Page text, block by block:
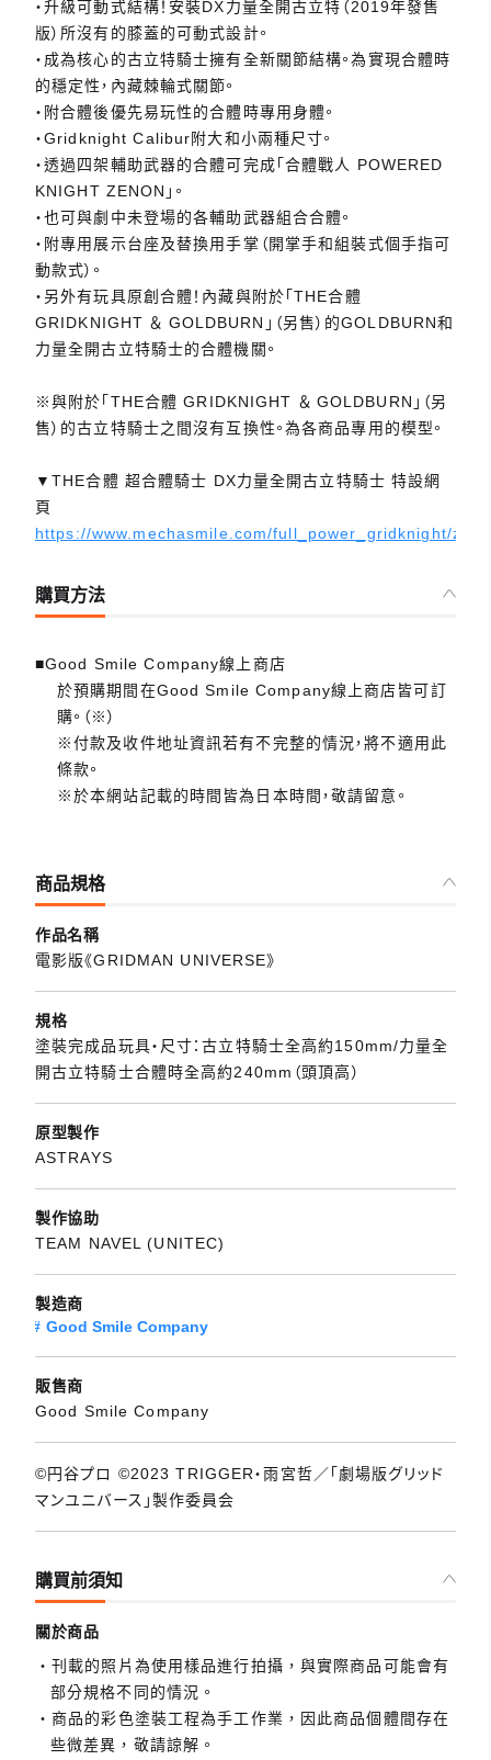
・升級可動式結構！安裝DX力量全開古立特（2019年發售
版）所沒有的膝蓋的可動式設計。
・成為核心的古立特騎士擁有全新關節結構。為實現合體時
的穩定性，內藏棘輪式關節。
・附合體後優先易玩性的合體時專用身體。
・Gridknight Calibur附大和小兩種尺寸。
・透過四架輔助武器的合體可完成「合體戰人 POWERED
KNIGHT ZENON」。
・也可與劇中未登場的各輔助武器組合合體。
・附專用展示台座及替換用手掌（開掌手和組裝式個手指可
動款式）。
・另外有玩具原創合體！內藏與附於「THE合體
GRIDKNIGHT ＆ GOLDBURN」（另售）的GOLDBURN和
力量全開古立特騎士的合體機關。
※與附於「THE合體 GRIDKNIGHT ＆ GOLDBURN」（另
售）的古立特騎士之間沒有互換性。為各商品專用的模型。
▼THE合體 超合體騎士 DX力量全開古立特騎士 特設網
頁
https://www.mechasmile.com/full_power_gridknight/zh/
購買方法
■Good Smile Company線上商店
於預購期間在Good Smile Company線上商店皆可訂
購。（※）
※付款及收件地址資訊若有不完整的情況，將不適用此
條款。
※於本網站記載的時間皆為日本時間，敬請留意。
商品規格
作品名稱
電影版《GRIDMAN UNIVERSE》
規格
塗裝完成品玩具・尺寸：古立特騎士全高約150mm/力量全
開古立特騎士合體時全高約240mm（頭頂高）
原型製作
ASTRAYS
製作協助
TEAM NAVEL (UNITEC)
製造商
Good Smile Company
販售商
Good Smile Company
©円谷プロ ©2023 TRIGGER・雨宮哲／「劇場版グリッド
マンユニバース」製作委員会
購買前須知
關於商品
刊載的照片為使用樣品進行拍攝，與實際商品可能會有
部分規格不同的情況。
商品的彩色塗裝工程為手工作業，因此商品個體間存在
些微差異，敬請諒解。